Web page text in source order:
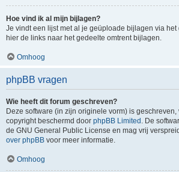
Hoe vind ik al mijn bijlagen?
Je vindt een lijst met al je geüploade bijlagen via
hier de links naar het gedeelte omtrent bijlagen.
Omhoog
phpBB vragen
Wie heeft dit forum geschreven?
Deze software (in zijn originele vorm) is
copyright beschermd door phpBB Limited . De
de GNU General Public License en mag vrij
over phpBB voor meer informatie.
Omhoog